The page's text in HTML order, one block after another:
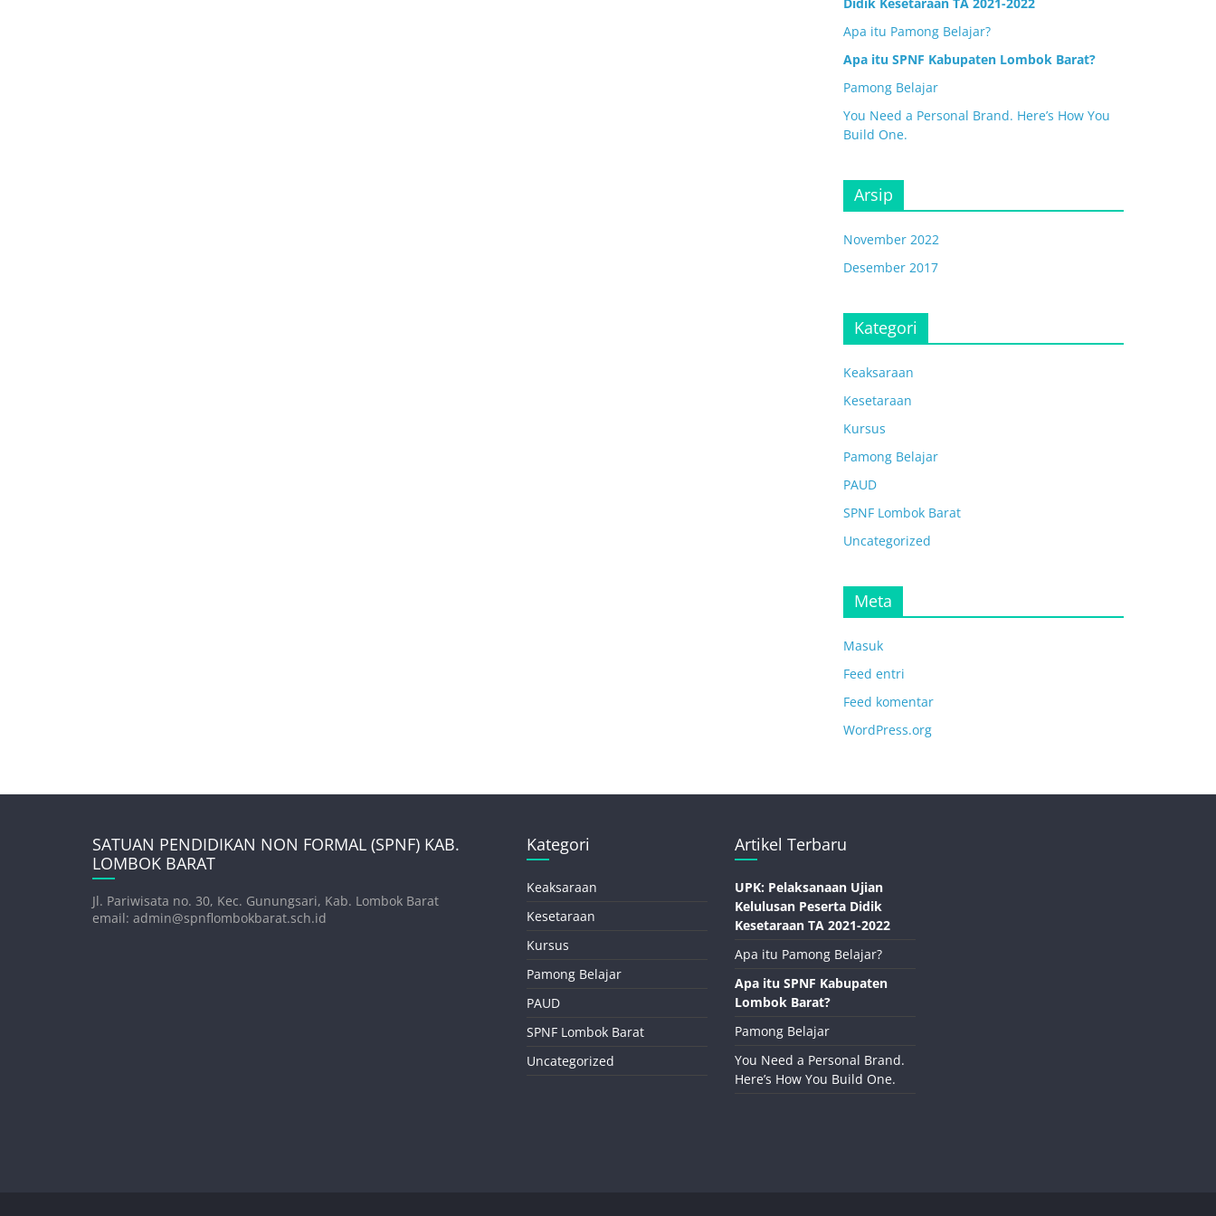
Apa itu Pamong Belajar?
Apa itu SPNF Kabupaten Lombok Barat?
Pamong Belajar
You Need a Personal Brand. Here’s How You
Build One.
Arsip
November 2022
Desember 2017
Kategori
Keaksaraan
Kesetaraan
Kursus
Pamong Belajar
PAUD
SPNF Lombok Barat
Uncategorized
Meta
Masuk
Feed entri
Feed komentar
WordPress.org
SATUAN PENDIDIKAN NON FORMAL (SPNF) KAB.
LOMBOK BARAT
Jl. Pariwisata no. 30, Kec. Gunungsari, Kab. Lombok Barat
email: admin@spnflombokbarat.sch.id
Kategori
Keaksaraan
Kesetaraan
Kursus
Pamong Belajar
PAUD
SPNF Lombok Barat
Uncategorized
Artikel Terbaru
UPK: Pelaksanaan Ujian
Kelulusan Peserta Didik
Kesetaraan TA 2021-2022
Apa itu Pamong Belajar?
Apa itu SPNF Kabupaten
Lombok Barat?
Pamong Belajar
You Need a Personal Brand.
Here’s How You Build One.